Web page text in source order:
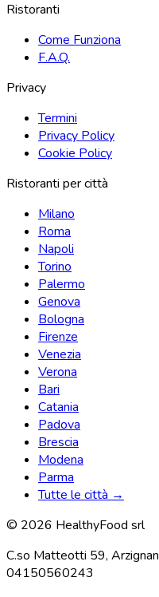
Ristoranti
Come Funziona
F.A.Q.
Privacy
Termini
Privacy Policy
Cookie Policy
Ristoranti per città
Milano
Roma
Napoli
Torino
Palermo
Genova
Bologna
Firenze
Venezia
Verona
Bari
Catania
Padova
Brescia
Modena
Parma
Tutte le città →
© 2026 HealthyFood srl
C.so Matteotti 59,
04150560243